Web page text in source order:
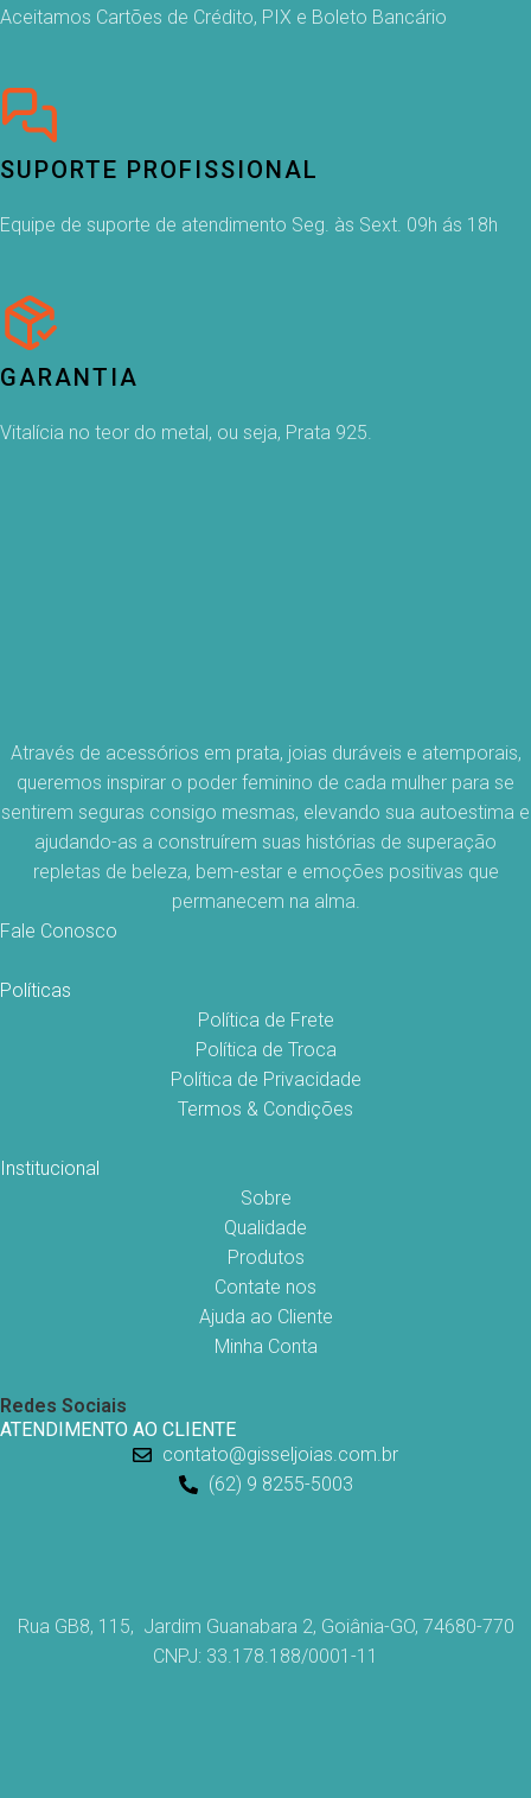
Aceitamos Cartões de Crédito, PIX e Boleto Bancário
SUPORTE PROFISSIONAL
Equipe de suporte de atendimento Seg. às Sext. 09h ás 18h
GARANTIA
Vitalícia no teor do metal, ou seja, Prata 925.
Através de acessórios em prata, joias duráveis e atemporais,
queremos inspirar o poder feminino de cada mulher para se
sentirem seguras consigo mesmas, elevando sua autoestima e
ajudando-as a construírem suas histórias de superação
repletas de beleza, bem-estar e emoções positivas que
permanecem na alma.
Fale Conosco
Políticas
Política de Frete
Política de Troca
Política de Privacidade
Termos & Condições
Institucional
Sobre
Qualidade
Produtos
Contate nos
Ajuda ao Cliente
Minha Conta
Redes Sociais
ATENDIMENTO AO CLIENTE
contato@gisseljoias.com.br
(62) 9 8255-5003
Rua GB8, 115, Jardim Guanabara 2, Goiânia-GO, 74680-770
CNPJ: 33.178.188/0001-11